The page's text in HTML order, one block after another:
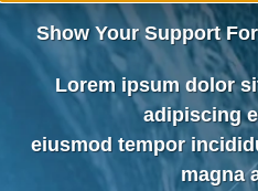
Show Your Support
Lorem ipsum dolor
adipiscing
eiusmod tempor
magna